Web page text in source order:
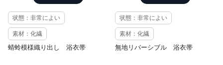
状態：非常によい
素材：化繊
蜻蛉模様織り出し 浴衣帯
状態：非常によい
素材：化繊
無地リバーシブル 浴衣帯